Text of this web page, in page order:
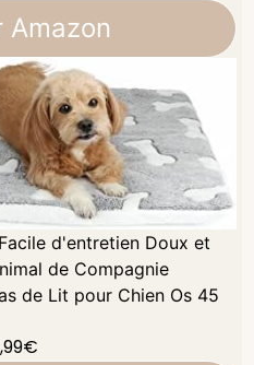
Amazon
d'entretien Doux et
de Compagnie
de Lit pour Chien Os 45
€